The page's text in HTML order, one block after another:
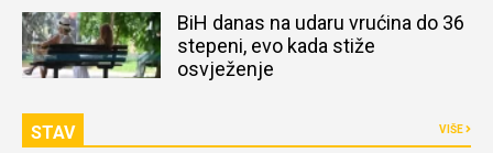
BiH danas na udaru vrućina do 36
stepeni, evo kada stiže
osvježenje
STAV VIŠE